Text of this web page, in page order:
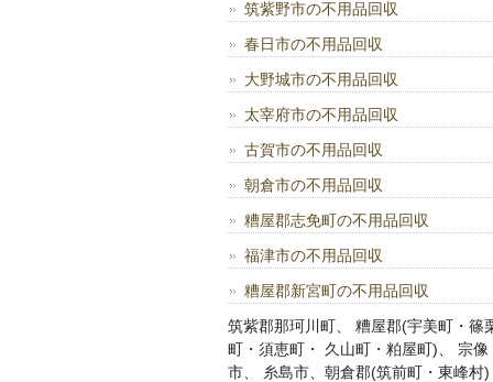
筑紫野市の不用品回収
春日市の不用品回収
大野城市の不用品回収
太宰府市の不用品回収
古賀市の不用品回収
朝倉市の不用品回収
糟屋郡志免町の不用品回収
福津市の不用品回収
糟屋郡新宮町の不用品回収
筑紫郡那珂川町、 糟屋郡(宇美町・篠
町・須恵町・ 久山町・粕屋町)、 宗像
市、 糸島市、朝倉郡(筑前町・東峰村)